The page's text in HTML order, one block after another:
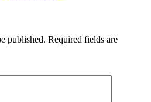
published. Required fields are